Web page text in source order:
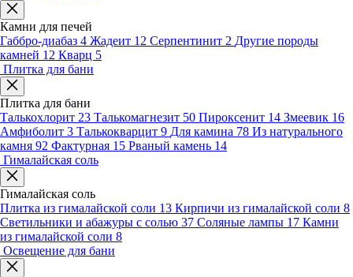
Камни для печей
Габбро-диабаз 4 Жадеит 12 Серпентинит 2 Другие породы
камней 12 Кварц 5
Плитка для бани
Плитка для бани
Талькохлорит 23 Талькомагнезит 50 Пироксенит 14 Змеевик 16
Амфиболит 3 Талькокварцит 9 Для камина 78 Из натурального
камня 92 Фактурная 15 Рваный камень 14
Гималайская соль
Гималайская соль
Плитка из гималайской соли 13 Кирпичи из гималайской соли 8
Светильники и абажуры с солью 37 Соляные лампы 17 Камни
из гималайской соли 8
Освещение для бани